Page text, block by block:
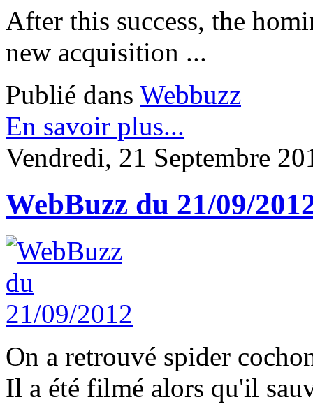
After this success, the
new acquisition ...
Publié dans Webbuzz
En savoir plus...
Vendredi, 21 Septembre
WebBuzz du 21/09/
On a retrouvé spider
Il a été filmé alors qu'il